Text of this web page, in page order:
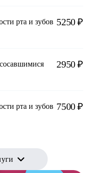
рта и зубов 5250 ₽
2950 ₽
рта и зубов 7500 ₽